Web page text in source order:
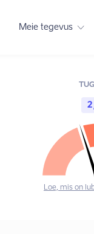
Meie tegevus
2
Loe, mis on